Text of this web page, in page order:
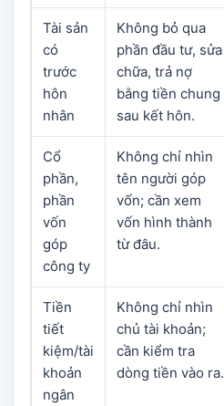
Tài sản
có
trước
hôn
nhân
Không bỏ qua
phần đầu tư, sửa
chữa, trả nợ
bằng tiền chung
sau kết hôn.
Cổ
phần,
phần
vốn
góp
công ty
Không chỉ nhìn
tên người góp
vốn; cần xem
vốn hình thành
từ đâu.
Tiền
tiết
kiệm/tài
khoản
ngân
Không chỉ nhìn
chủ tài khoản;
cần kiểm tra
dòng tiền vào ra.